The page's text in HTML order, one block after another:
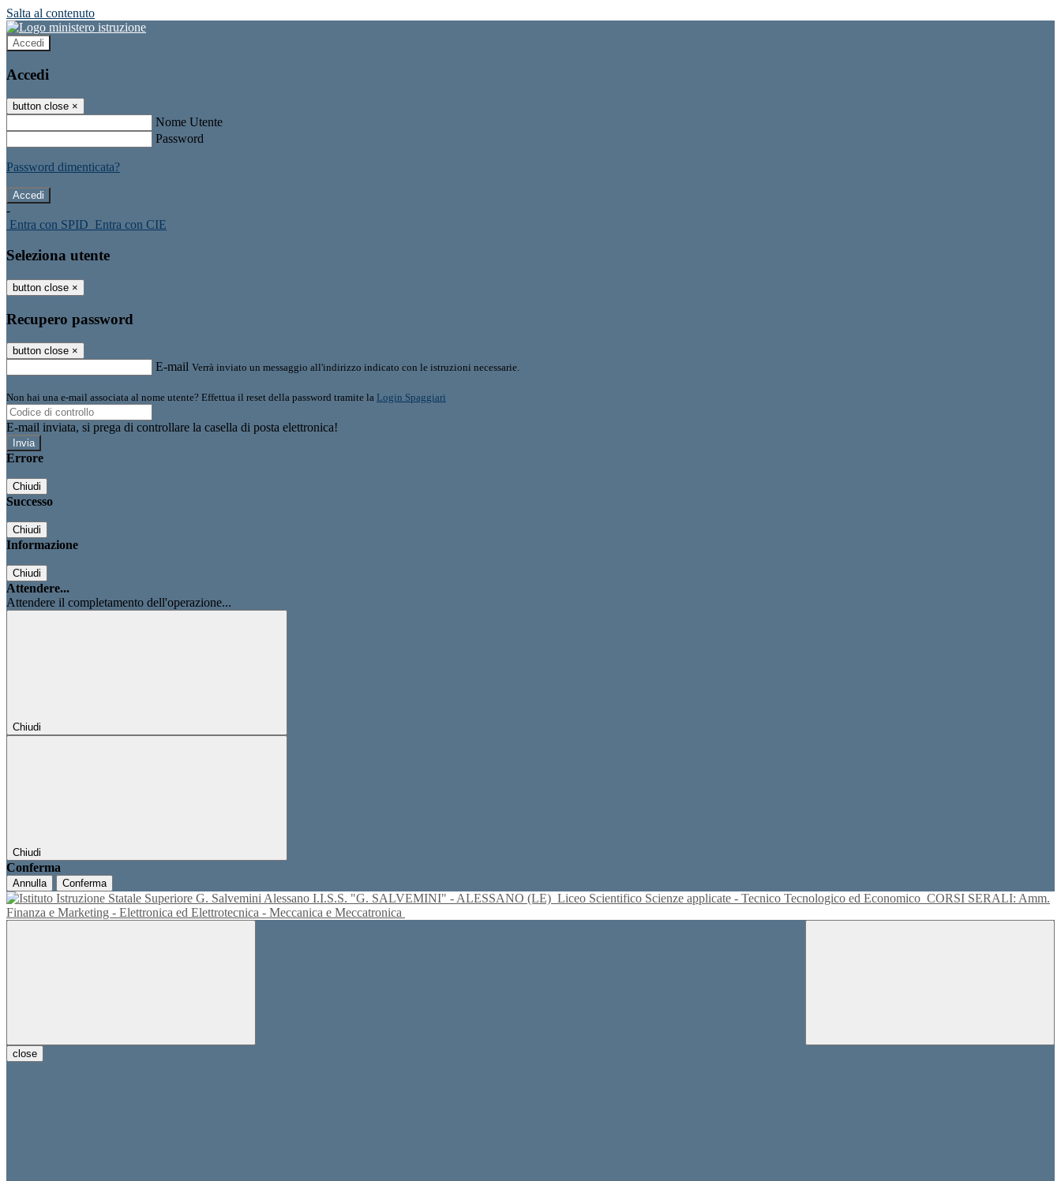
Salta al contenuto
Accedi
Accedi
button close ×
Nome Utente
Password
Password dimenticata?
-
Entra con SPID Entra con CIE
Seleziona utente
button close ×
Recupero password
button close ×
E-mail Verrà inviato un messaggio all'indirizzo indicato con le istruzioni necessarie.
Non hai una e-mail associata al nome utente? Effettua il reset della password tramite la Login Spaggiari
E-mail inviata, si prega di controllare la casella di posta elettronica!
Errore
Chiudi
Successo
Chiudi
Informazione
Chiudi
Attendere...
Attendere il completamento dell'operazione...
Chiudi
Chiudi
Conferma
Annulla Conferma
I.I.S.S. "G. SALVEMINI" - ALESSANO (LE) Liceo Scientifico Scienze applicate - Tecnico Tecnologico ed Economico CORSI SERALI: Amm.
Finanza e Marketing - Elettronica ed Elettrotecnica - Meccanica e Meccatronica
close